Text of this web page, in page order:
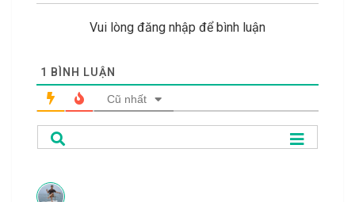
Vui lòng đăng nhập để bình luận
1 BÌNH LUẬN
Cũ nhất